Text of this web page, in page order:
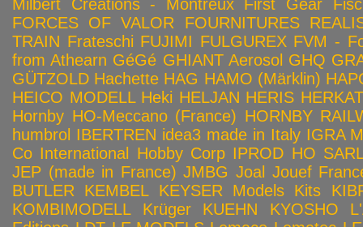
Milbert Créations - Montreux First Gear
FORCES OF VALOR
FOURNITURES
TRAIN Frateschi FUJIMI FULGUREX FVM -
from Athearn GéGé GHIANT Aerosol GHQ
GÜTZOLD Hachette HAG HAMO (Märklin)
HEICO MODELL Heki HELJAN HERIS HERKAT
Hornby HO-Meccano (France) HORNBY
humbrol IBERTREN idea3 made in Italy IGRA
Co International Hobby Corp IPROD HO
JEP (made in France) JMBG Joal Jouef
BUTLER
KEMBEL KEYSER Models Kits
KOMBIMODELL
Krüger KUEHN KYOSHO